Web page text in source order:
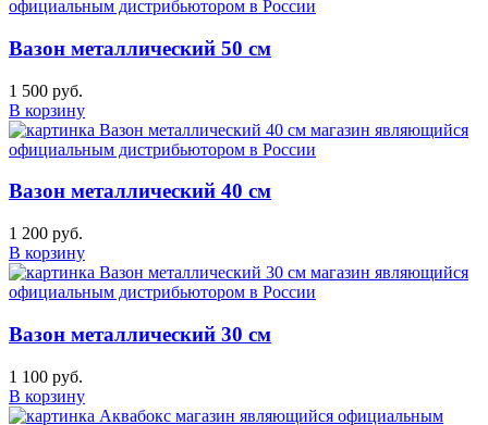
Вазон металлический 50 см
1 500 руб.
В корзину
Вазон металлический 40 см
1 200 руб.
В корзину
Вазон металлический 30 см
1 100 руб.
В корзину